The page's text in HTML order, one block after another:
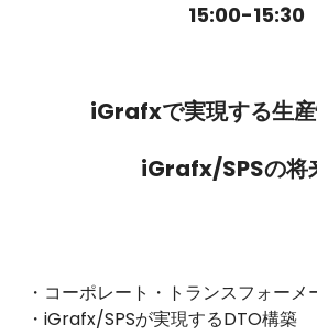
15:00-15:30
iGrafxで実現する生
iGrafx/SPSの将
・コーポレート・トランスフォー
・iGrafx/SPSが実現するDTO構築